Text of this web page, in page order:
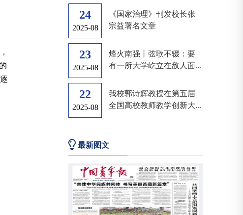
24
2025-08
《国家治理》刊发校长张
宗益署名文章
23
2025-08
烽火南强丨弦歌不辍：要
有一所大学屹立在敌人面...
22
2025-08
我校郭诗辉教授在第五届
全国高校教师教学创新大...
最新图文